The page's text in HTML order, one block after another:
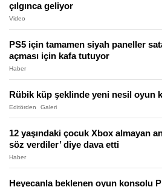
çılgınca geliyor
Video
PS5 için tamamen siyah paneller
açması için kafa tutuyor
Haber
Rübik küp şeklinde yeni nesil oyun
Editörden Galeri
12 yaşındaki çocuk Xbox almayan
söz verdiler’ diye dava etti
Haber
Heyecanla beklenen oyun konsolu